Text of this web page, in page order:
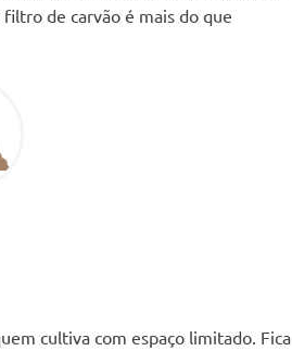
de carvão é mais do que
cultiva com espaço limitado. Fica